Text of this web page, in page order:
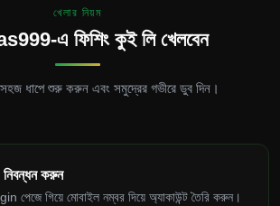
খেলার নিয়ম
এ ফিশিং কুই লি খেলবেন
ধাপে শুরু করুন এবং সমুদ্রের গভীরে ডুব দিন।
করুন
পেজে গিয়ে মোবাইল নম্বর দিয়ে অ্যাকাউন্ট তৈরি করুন।